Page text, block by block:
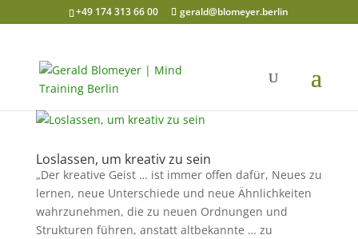
+49 174 313 66 00 gerald@blomeyer.berlin
Loslassen, um kreativ zu sein
„Der kreative Geist … ist immer offen dafür, Neues zu
lernen, neue Unterschiede und neue Ähnlichkeiten
wahrzunehmen, die zu neuen Ordnungen und
Strukturen führen, anstatt altbekannte … zu